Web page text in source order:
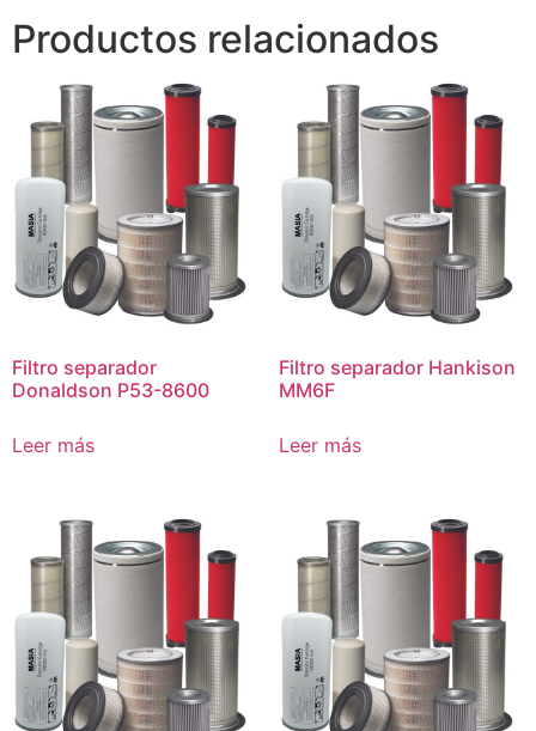
Productos relacionados
Filtro separador
Donaldson P53-8600
Leer más
Filtro separador Hankison
MM6F
Leer más